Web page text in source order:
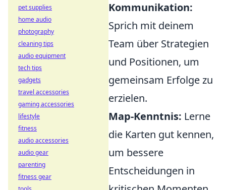
Kommunikation:
Sprich mit deinem
Team über Strategien
und Positionen, um
gemeinsam Erfolge zu
erzielen.
Map-Kenntnis: Lerne
die Karten gut kennen,
um bessere
Entscheidungen in
pet supplies
home audio
photography
cleaning tips
audio equipment
tech tips
gadgets
travel accessories
gaming accessories
lifestyle
fitness
audio accessories
audio gear
parenting
fitness gear